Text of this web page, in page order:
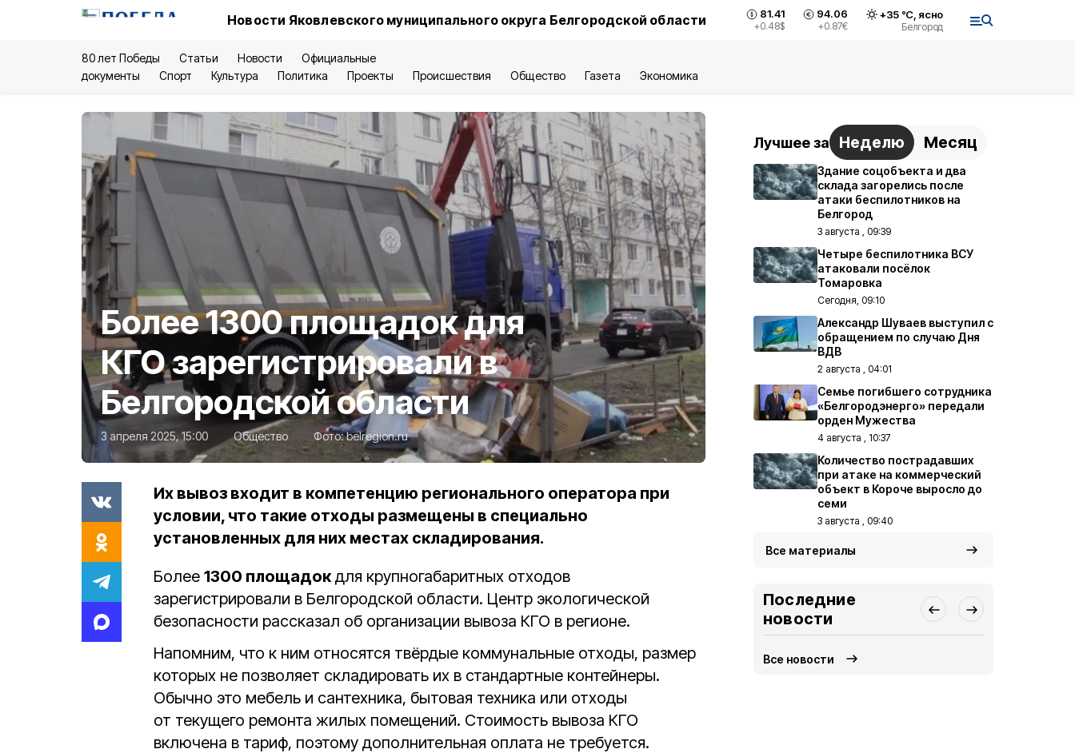
Новости Яковлевского муниципального округа Белгородской области 81.41
+0.48$
94.06
+0.87€
+35°С, ясно
Белгород
80 лет Победы Статьи Новости
Официальные
документы
Спорт Культура Политика Проекты Происшествия Общество Газета Экономика
Более 1300 площадок для
КГО зарегистрировали в
Белгородской области
3 апреля 2025, 15:00 Общество Фото:belregion.ru
Их вывоз входит в компетенцию регионального оператора при
условии, что такие отходы размещены в специально
установленных для них местах складирования.
Более 1300 площадокдля крупногабаритных отходов
зарегистрировали в Белгородской области. Центр экологической
безопасности рассказал об организации вывоза КГО в регионе.
Напомним, что к ним относятся твёрдые коммунальные отходы, размер
которых не позволяет складировать их в стандартные контейнеры.
Обычно это мебель и сантехника, бытовая техника или отходы
от текущего ремонта жилых помещений. Стоимость вывоза КГО
включена в тариф, поэтому дополнительная оплата не требуется.
Лучшее за Неделю Месяц
Здание соцобъекта и два
склада загорелись после
атаки беспилотников на
Белгород
3 августа , 09:39
Четыре беспилотника ВСУ
атаковали посёлок
Томаровка
Сегодня, 09:10
Александр Шуваев выступил с
обращением по случаю Дня
ВДВ
2 августа , 04:01
Семье погибшего сотрудника
«Белгородэнерго» передали
орден Мужества
4 августа , 10:37
Количество пострадавших
при атаке на коммерческий
объект в Короче выросло до
семи
3 августа , 09:40
Все материалы
Последние
новости
Все новости